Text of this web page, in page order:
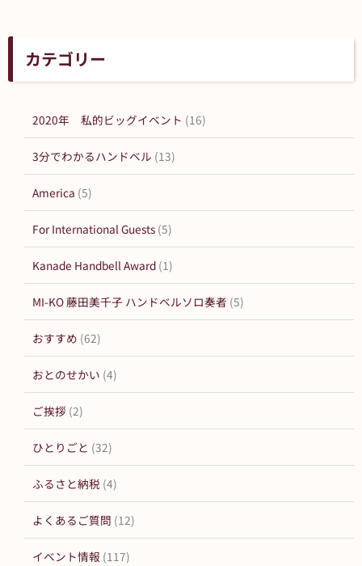
カテゴリー
2020年 私的ビッグイベント (16)
3分でわかるハンドベル (13)
America (5)
For International Guests (5)
Kanade Handbell Award (1)
MI-KO 藤田美千子 ハンドベルソロ奏者 (5)
おすすめ (62)
おとのせかい (4)
ご挨拶 (2)
ひとりごと (32)
ふるさと納税 (4)
よくあるご質問 (12)
イベント情報 (117)